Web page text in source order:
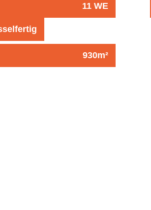
11 WE
930m²